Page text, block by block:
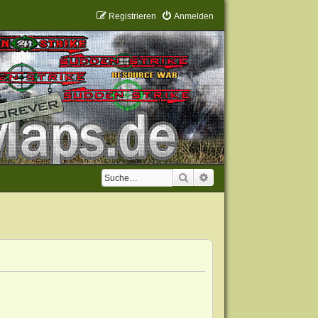
Anmelden
Registrieren
Suche